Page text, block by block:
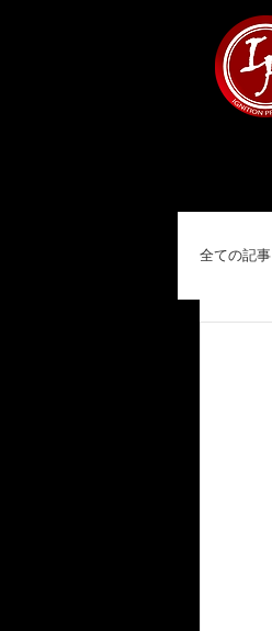
全ての記事